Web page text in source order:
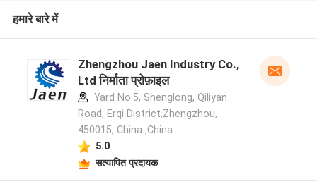
हमारे बारे में
Zhengzhou Jaen Industry Co.,
Ltd निर्माता प्रोफ़ाइल
Yard No.5, Shenglong, Qiliyan
Road, Erqi District,Zhengzhou,
450015, China ,China
5.0
सत्यापित प्रदायक